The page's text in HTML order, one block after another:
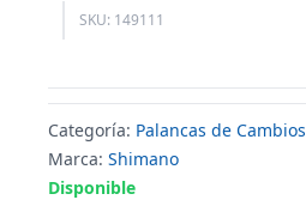
SKU: 149111
Categoría: Palancas de Cambios
Marca: Shimano
Disponible